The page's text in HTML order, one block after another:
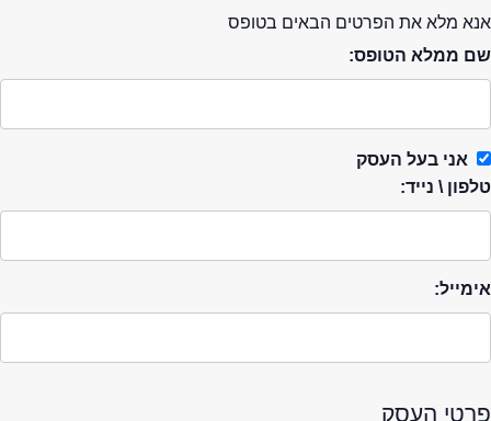
אנא מלא את הפרטים הבאים בטופס
שם ממלא הטופס:
אני בעל העסק
טלפון \ נייד:
אימייל:
פרטי העסק